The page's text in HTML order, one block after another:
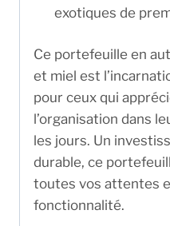
exotiques de
Ce portefeuille en
et miel est
pour ceux qui
l’organisation dans
les jours. Un
durable, ce
toutes vos attentes
fonctionnalité.